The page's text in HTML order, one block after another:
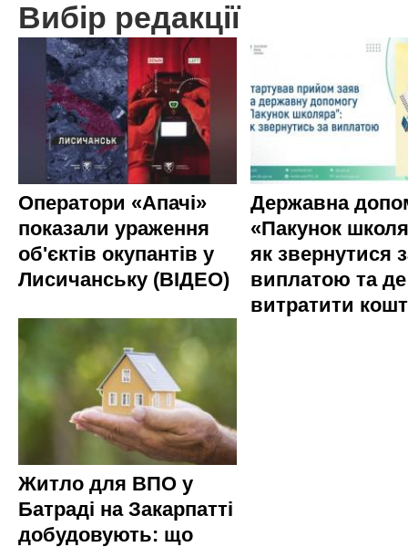
Вибір редакції
Оператори «Апачі»
показали ураження
об'єктів окупантів у
Лисичанську (ВІДЕО)
Державна
«Пакунок
як звернутися
виплатою та де
витратити
Житло для ВПО у
Батраді на Закарпатті
добудовують: що